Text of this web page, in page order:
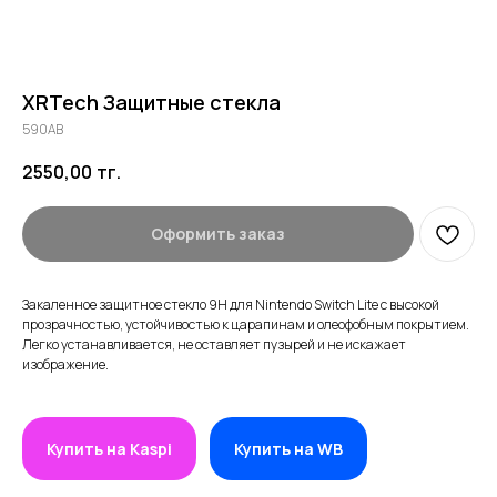
XRTech Защитные стекла
590AB
2550,00 тг.
Оформить заказ
Закаленное защитное стекло 9H для Nintendo Switch Lite с высокой
прозрачностью, устойчивостью к царапинам и олеофобным покрытием.
Легко устанавливается, не оставляет пузырей и не искажает
изображение.
Купить на Kaspi Купить на WB